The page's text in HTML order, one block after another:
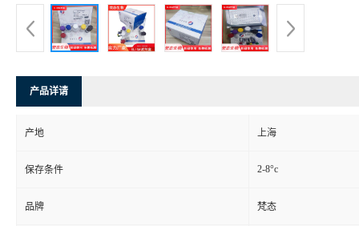
产品详请
产地 上海
保存条件 2-8°c
品牌 梵态